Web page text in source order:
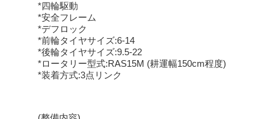
*四輪駆動
*安全フレーム
*デフロック
*前輪タイヤサイズ:6-14
*後輪タイヤサイズ:9.5-22
*ロータリー型式:RAS15M (耕運幅150cm程度)
*装着方式:3点リンク